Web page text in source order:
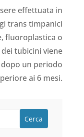
effettuata in
trans timpanici
fluoroplastica o
tubicini viene
un periodo
ai 6 mesi.
Cerca